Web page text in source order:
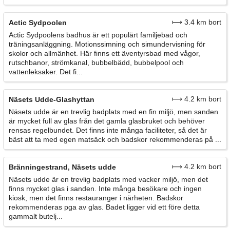
Actic Sydpoolen
⟼ 3.4 km bort
Actic Sydpoolens badhus är ett populärt familjebad och
träningsanläggning. Motionssimning och simundervisning för
skolor och allmänhet. Här finns ett äventyrsbad med vågor,
rutschbanor, strömkanal, bubbelbädd, bubbelpool och
vattenleksaker. Det fi...
Näsets Udde-Glashyttan
⟼ 4.2 km bort
Näsets udde är en trevlig badplats med en fin miljö, men sanden
är mycket full av glas från det gamla glasbruket och behöver
rensas regelbundet. Det finns inte många faciliteter, så det är
bäst att ta med egen matsäck och badskor rekommenderas på ...
Bränningestrand, Näsets udde
⟼ 4.2 km bort
Näsets udde är en trevlig badplats med vacker miljö, men det
finns mycket glas i sanden. Inte många besökare och ingen
kiosk, men det finns restauranger i närheten. Badskor
rekommenderas pga av glas. Badet ligger vid ett före detta
gammalt butelj...